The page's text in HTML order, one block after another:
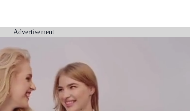
Advertisement